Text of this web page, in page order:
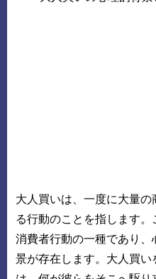
大人買いは、一度に大量の
る行動のことを指します。
消費者行動の一種であり、
景が存在します。大人買い